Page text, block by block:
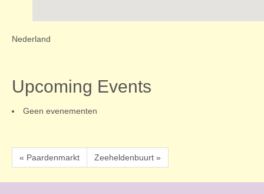
Nederland
Upcoming Events
Geen evenementen
« Paardenmarkt Zeeheldenbuurt »